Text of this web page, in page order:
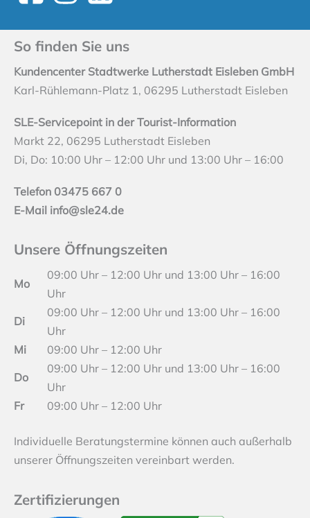
So finden Sie uns
Kundencenter Stadtwerke Lutherstadt Eisleben GmbH
Karl-Rühlemann-Platz 1, 06295 Lutherstadt Eisleben
SLE-Servicepoint in der Tourist-Information
Markt 22, 06295 Lutherstadt Eisleben
Di, Do: 10:00 Uhr – 12:00 Uhr und 13:00 Uhr – 16:00
Telefon 03475 667 0
E-Mail info@sle24.de
Unsere Öffnungszeiten
Mo
09:00 Uhr – 12:00 Uhr und 13:00 Uhr – 16:00
Uhr
Di
09:00 Uhr – 12:00 Uhr und 13:00 Uhr – 16:00
Uhr
Mi
09:00 Uhr – 12:00 Uhr
Do
09:00 Uhr – 12:00 Uhr und 13:00 Uhr – 16:00
Uhr
Fr
09:00 Uhr – 12:00 Uhr
Individuelle Beratungstermine können auch außerhalb
unserer Öffnungszeiten vereinbart werden.
Zertifizierungen